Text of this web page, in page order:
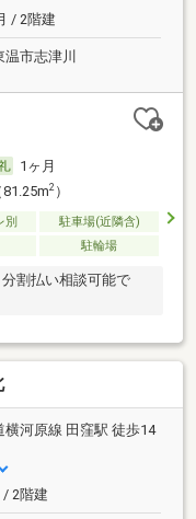
/ 2階建
温市志津川
1ヶ月
2）
別
駐車場(近隣含)
駐輪場
割払い相談可能で
横河原線 田窪駅 徒歩14
/ 2階建